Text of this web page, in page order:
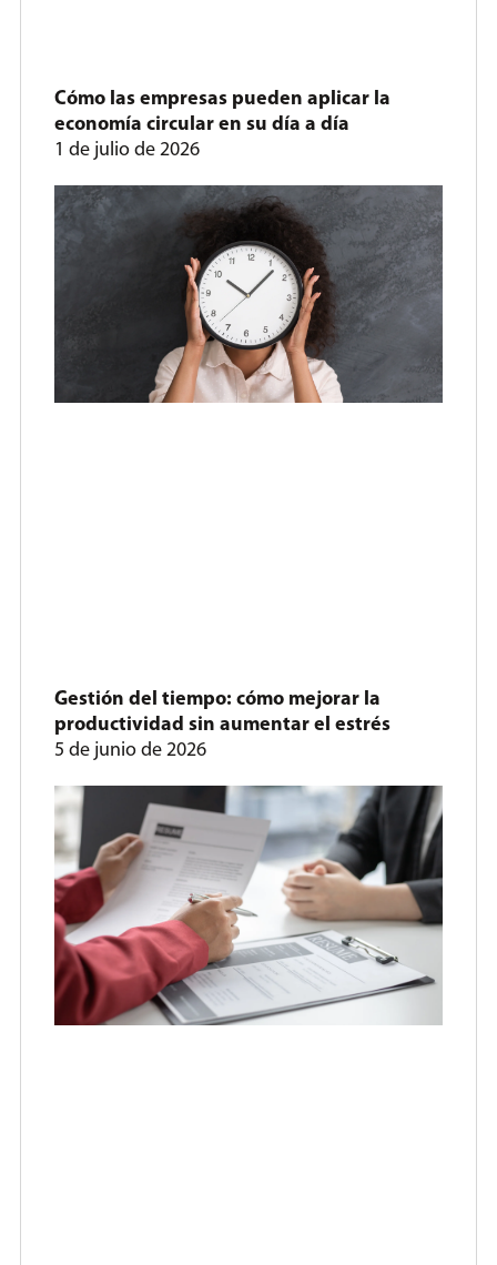
Cómo las empresas pueden aplicar la
economía circular en su día a día
1 de julio de 2026
Gestión del tiempo: cómo mejorar la
productividad sin aumentar el estrés
5 de junio de 2026